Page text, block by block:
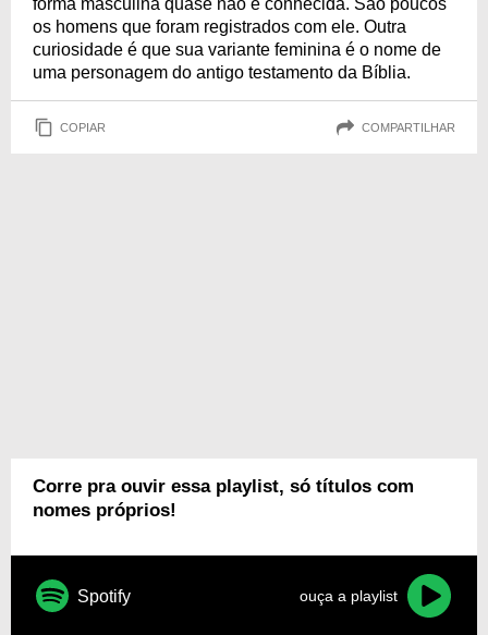
forma masculina quase não é conhecida. São poucos
os homens que foram registrados com ele. Outra
curiosidade é que sua variante feminina é o nome de
uma personagem do antigo testamento da Bíblia.
COPIAR COMPARTILHAR
Corre pra ouvir essa playlist, só títulos com
nomes próprios!
Spotify ouça a playlist